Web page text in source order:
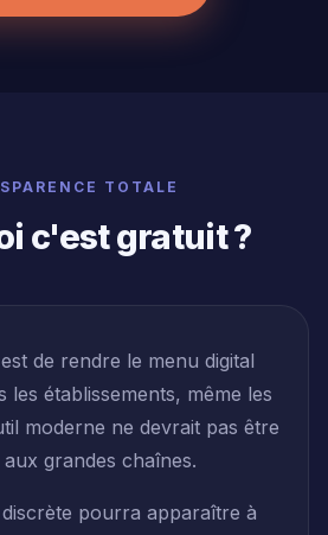
TOTALE
c'est gratuit ?
de rendre le menu digital
les établissements, même les
moderne ne devrait pas être
grandes chaînes.
pourra apparaître à